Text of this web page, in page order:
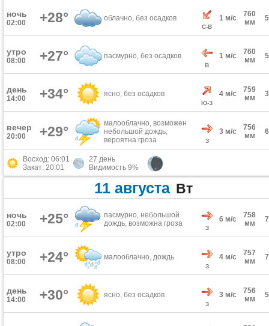
ночь
02:00 +28° облачно, без осадков
С-В
1 м/с
760
мм
утро
08:00 +27° пасмурно, без осадков
В
1 м/с
760
мм
день
14:00 +34° ясно, без осадков
Ю-З
4 м/с
759
мм
вечер
20:00 +29°
малооблачно, возможен
небольшой дождь,
вероятна гроза
З
3 м/с
756
мм
Восход: 06:01
Закат: 20:01
27 день
Видимость 9%
11 августа Вт
ночь
02:00 +25°
пасмурно, небольшой
дождь, возможна гроза
З
6 м/с
758
мм
утро
08:00 +24° малооблачно, дождь
З
4 м/с
757
мм
день
14:00 +30° ясно, без осадков
З
3 м/с
756
мм